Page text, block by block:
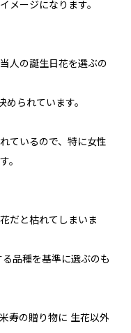
メージになります。
人の誕生日花を選ぶの
られています。
ているので、特に女性
。
だと枯れてしまいま
品種を基準に選ぶのも
寿の贈り物に 生花以外